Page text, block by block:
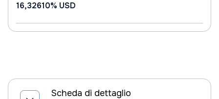
16,32610% USD
Scheda di dettaglio